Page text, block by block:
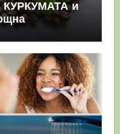
КУРКУМАТА и